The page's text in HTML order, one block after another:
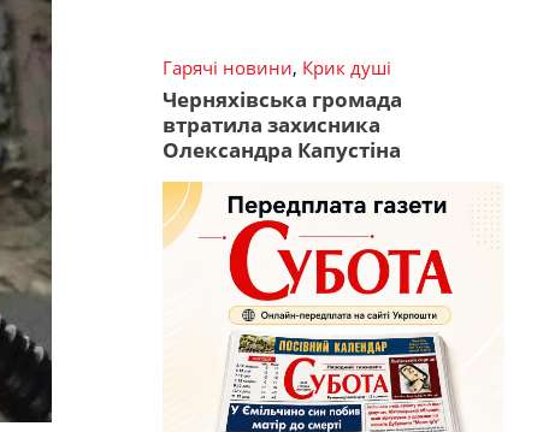
Гарячі новини, Крик душі
Черняхівська громада
втратила захисника
Олександра Капустіна